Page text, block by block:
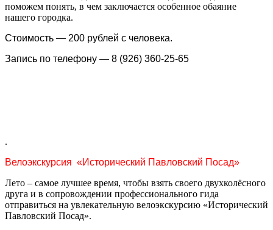
поможем понять, в чем заключается особенное обаяние
нашего городка.
Стоимость — 200 рублей с человека.
Запись по телефону — 8 (926) 360-25-65
.
Велоэкскурсия «Исторический Павловский Посад»
Лето – самое лучшее время, чтобы взять своего двухколёсного
друга и в сопровождении профессионального гида
отправиться на увлекательную велоэкскурсию «Исторический
Павловский Посад».